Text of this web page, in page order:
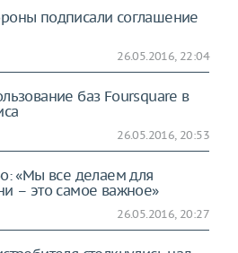
подписали соглашение
26.05.2016, 22:04
баз Foursquare в
26.05.2016, 20:53
«Мы все делаем для
– это самое важное»
26.05.2016, 20:27